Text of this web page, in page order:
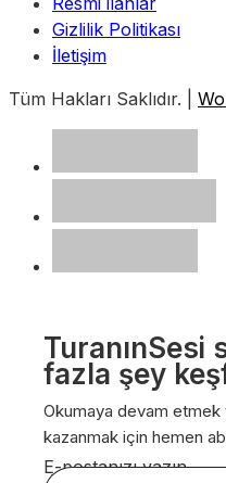
Gizlilik Politikası
İletişim
Tüm Hakları Saklıdır. |
TuranınSesi
fazla şey
Okumaya devam
kazanmak için hemen
E-postanızı yazın…